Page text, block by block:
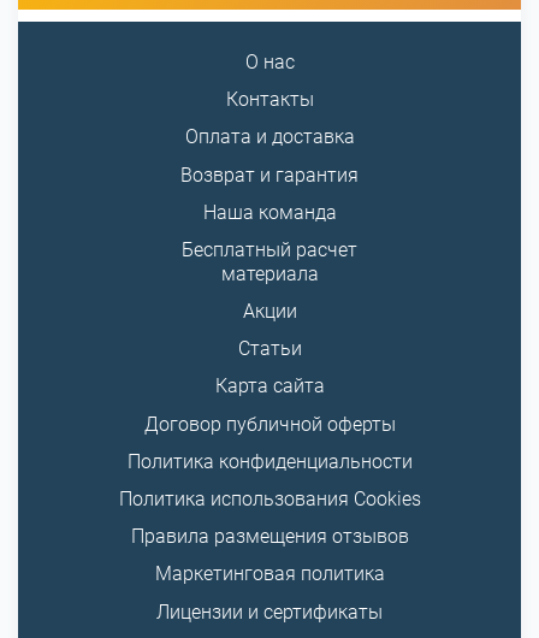
О нас
Контакты
Оплата и доставка
Возврат и гарантия
Наша команда
Бесплатный расчет
материала
Акции
Статьи
Карта сайта
Договор публичной оферты
Политика конфиденциальности
Политика использования Cookies
Правила размещения отзывов
Маркетинговая политика
Лицензии и сертификаты